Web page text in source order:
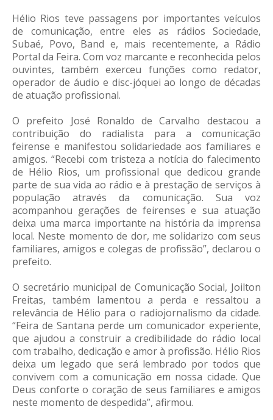
Hélio Rios teve passagens por importantes veículos
de comunicação, entre eles as rádios Sociedade,
Subaé, Povo, Band e, mais recentemente, a Rádio
Portal da Feira. Com voz marcante e reconhecida pelos
ouvintes, também exerceu funções como redator,
operador de áudio e disc-jóquei ao longo de décadas
de atuação profissional.
O prefeito José Ronaldo de Carvalho destacou a
contribuição do radialista para a comunicação
feirense e manifestou solidariedade aos familiares e
amigos. “Recebi com tristeza a notícia do falecimento
de Hélio Rios, um profissional que dedicou grande
parte de sua vida ao rádio e à prestação de serviços à
população através da comunicação. Sua voz
acompanhou gerações de feirenses e sua atuação
deixa uma marca importante na história da imprensa
local. Neste momento de dor, me solidarizo com seus
familiares, amigos e colegas de profissão”, declarou o
prefeito.
O secretário municipal de Comunicação Social, Joilton
Freitas, também lamentou a perda e ressaltou a
relevância de Hélio para o radiojornalismo da cidade.
“Feira de Santana perde um comunicador experiente,
que ajudou a construir a credibilidade do rádio local
com trabalho, dedicação e amor à profissão. Hélio Rios
deixa um legado que será lembrado por todos que
convivem com a comunicação em nossa cidade. Que
Deus conforte o coração de seus familiares e amigos
neste momento de despedida”, afirmou.